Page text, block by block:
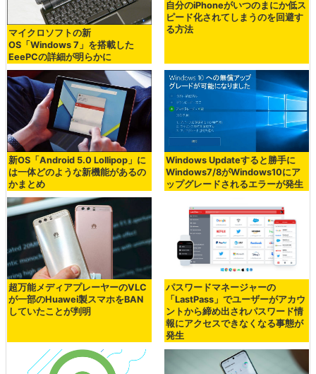
マイクロソフトの新
OS「Windows 7」を搭載した
EeePCの詳細が明らかに
自分のiPhoneがいつのまにか低ス
ピード化されてしまうのを回避す
る方法
新OS「Android 5.0 Lollipop」に
は一体どのような新機能があるの
かまとめ
Windows Updateすると勝手に
Windows7/8がWindows10にア
ップグレードされるエラーが発生
超万能メディアプレーヤーのVLC
が一部のHuawei製スマホをBAN
していたことが判明
パスワードマネージャーの
「LastPass」でユーザーがアカウ
ントから締め出されパスワード情
報にアクセスできなくなる事態が
発生